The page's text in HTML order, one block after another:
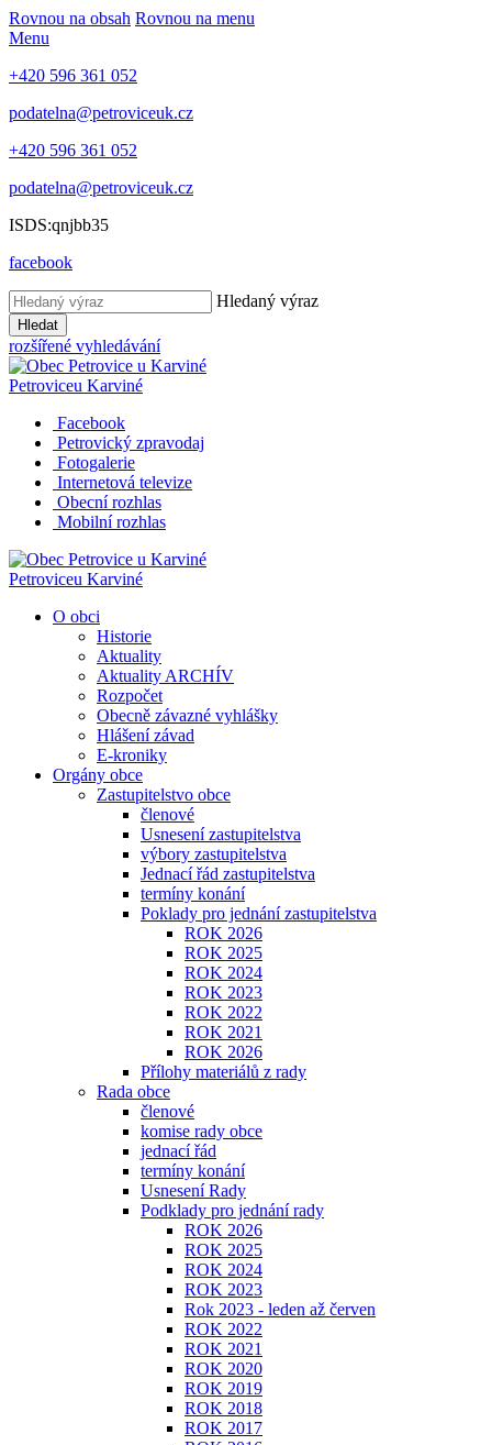
Rovnou na obsah Rovnou na menu
Menu
+420 596 361 052
podatelna@petroviceuk.cz
+420 596 361 052
podatelna@petroviceuk.cz
ISDS:qnjbb35
facebook
Hledaný výraz
Hledat
rozšířené vyhledávání
Petroviceu Karviné
Facebook
Petrovický zpravodaj
Fotogalerie
Internetová televize
Obecní rozhlas
Mobilní rozhlas
Petroviceu Karviné
O obci
Historie
Aktuality
Aktuality ARCHÍV
Rozpočet
Obecně závazné vyhlášky
Hlášení závad
E-kroniky
Orgány obce
Zastupitelstvo obce
členové
Usnesení zastupitelstva
výbory zastupitelstva
Jednací řád zastupitelstva
termíny konání
Poklady pro jednání zastupitelstva
ROK 2026
ROK 2025
ROK 2024
ROK 2023
ROK 2022
ROK 2021
ROK 2026
Přílohy materiálů z rady
Rada obce
členové
komise rady obce
jednací řád
termíny konání
Usnesení Rady
Podklady pro jednání rady
ROK 2026
ROK 2025
ROK 2024
ROK 2023
Rok 2023 - leden až červen
ROK 2022
ROK 2021
ROK 2020
ROK 2019
ROK 2018
ROK 2017